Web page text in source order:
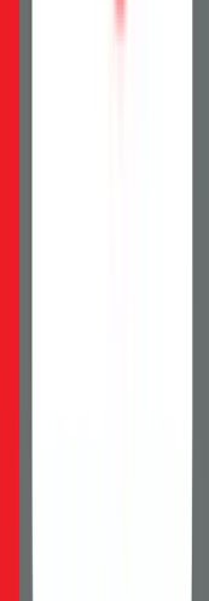
Kapesní adaptér,
která umožňuje dostat
každé kapsy. Vybavena
dvěma nabíjecími porty.
power. Moderní GaN
těle. Méně zahřívání. A
tablet i lehký notebook.
A OCHRANA Uvnitř
ochranný systém, který
přehřátí a zkratu. 2
nabíjení. Adaptér navíc
nabíjení a automaticky
NEODOLATELNĚ
detaily. Řada MINIMI
odolných materiálů se
které zajišťují spolehlivý
produkt zahrnut v
podmínky programu
na životním prostředí.
ekologických obalů z
minimalizovali dopad
GaN technologie